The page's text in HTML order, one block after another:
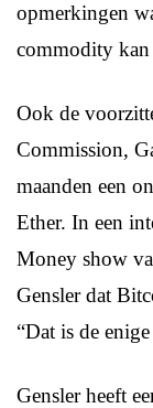
opmerkingen
commodity
Ook de
Commission,
maanden een
Ether. In een
Money show
Gensler dat
“Dat is de
Gensler heeft